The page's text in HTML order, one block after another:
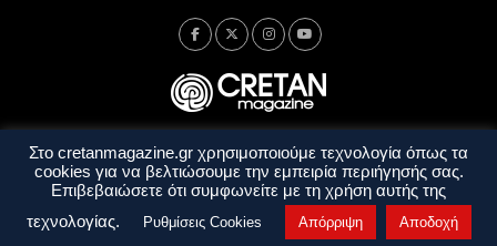
Ταυτότητα Πολιτική Απορρήτου
Όροι Χρήσης
Όροι και Προϋποθέσεις
Στο cretanmagazine.gr χρησιμοποιούμε τεχνολογία όπως τα
cookies για να βελτιώσουμε την εμπειρία περιήγησής σας.
Επιβεβαιώσετε ότι συμφωνείτε με τη χρήση αυτής της
τεχνολογίας.
Ρυθμίσεις Cookies Απόρριψη Αποδοχή